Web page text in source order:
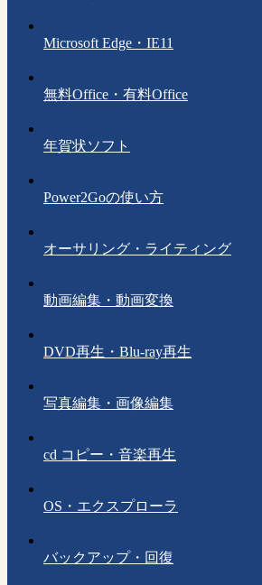
Microsoft Edge・IE11
無料Office・有料Office
年賀状ソフト
Power2Goの使い方
オーサリング・ライティング
動画編集・動画変換
DVD再生・Blu-ray再生
写真編集・画像編集
cd コピー・音楽再生
OS・エクスプローラ
バックアップ・回復